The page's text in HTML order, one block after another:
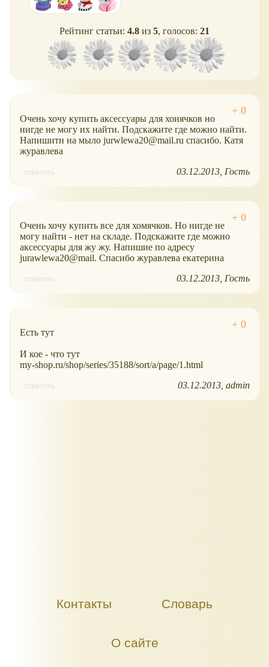
Рейтинг статьи: 4.8 из 5, голосов: 21
Очень хочу купить аксессуары для хоиячков но
нигде не могу их найти. Подскажите где можно найти.
Напишитн на мыло jurwlewa20@mail.ru спасибо. Катя
журавлева
ответить 03.12.2013 Гость
Очень хочу купить все для хомячков. Но нигде не
могу найти - нет на складе. Подскажите где можно
аксессуары для жу жу. Напишие по адресу
jurawlewa20@mail. Спасибо журавлева екатерина
ответить 03.12.2013 Гость
Есть тут
И кое - что тут
my-shop.ru/shop/series/35188/sort/a/page/1.html
ответить 03.12.2013 admin
Контакты Словарь
О сайте